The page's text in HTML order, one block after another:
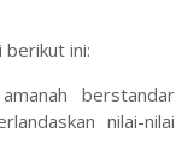
berikut ini:
berstandar
nilai-nilai